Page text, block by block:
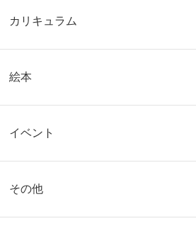
カリキュラム
絵本
イベント
その他